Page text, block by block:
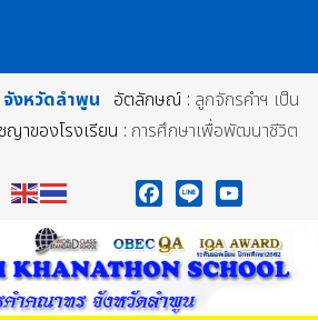
จังหวัดลำพูน อัตลักษณ์ : ลูกจักรคำฯ เป็น
ญาของโรงเรียน : การศึกษาเพื่อพัฒนาชีวิต